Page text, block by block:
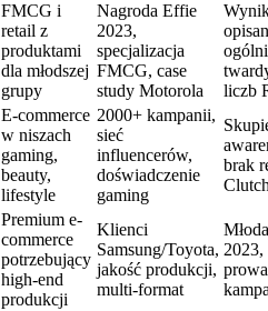
FMCG i
retail z
produktami
dla młodszej
grupy
Nagroda Effie
2023,
specjalizacja
FMCG, case
study Motorola
liczb
E-commerce
w niszach
gaming,
beauty,
lifestyle
2000+ kampanii,
sieć
influencerów,
doświadczenie
gaming
brak
Premium e-
commerce
potrzebujący
high-end
produkcji
Klienci
Samsung/Toyota,
jakość produkcji,
multi-format
2023,